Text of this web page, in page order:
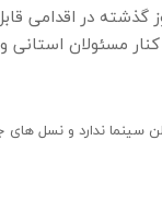
گذشته در اقدامی
مسئولان استانی
سینما ندارد و نسل